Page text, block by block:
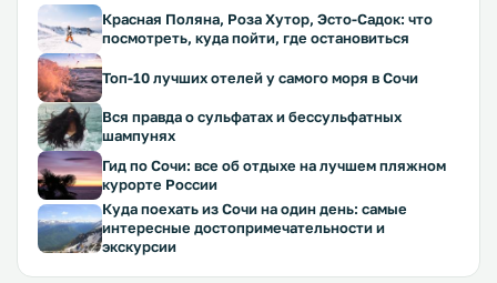
Красная Поляна, Роза Хутор, Эсто-Садок: что
посмотреть, куда пойти, где остановиться
Топ-10 лучших отелей у самого моря в Сочи
Вся правда о сульфатах и бессульфатных
шампунях
Гид по Сочи: все об отдыхе на лучшем пляжном
курорте России
Куда поехать из Сочи на один день: самые
интересные достопримечательности и
экскурсии